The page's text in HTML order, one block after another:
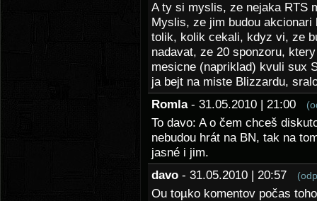
A ty si myslis, ze nejaka RTS
Myslis, ze jim budou
tolik, kolik cekali, kdyz vi, ze
nadavat, ze 20 sponzoru,
mesicne (napriklad) kvuli sux
ja bejt na miste Blizzardu,
Romla - 31.05.2010 | 21:00
To davo: A o čem chceš
nebudou hrát na BN, tak na
jasné i jim.
davo - 31.05.2010 | 20:57
Ou toµko komentov počas